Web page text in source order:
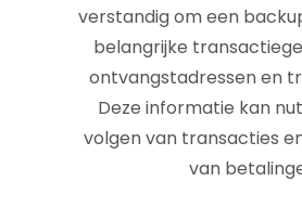
verstandig om een
belangrijke
ontvangstadressen en
Deze informatie kan
volgen van transacties
van